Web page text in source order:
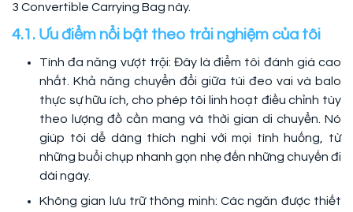
3 Convertible Carrying Bag này.
4.1. Ưu điểm nổi bật theo trải nghiệm của tôi
Tính đa năng vượt trội: Đây là điểm tôi đánh giá cao
nhất. Khả năng chuyển đổi giữa túi đeo vai và balo
thực sự hữu ích, cho phép tôi linh hoạt điều chỉnh tùy
theo lượng đồ cần mang và thời gian di chuyển. Nó
giúp tôi dễ dàng thích nghi với mọi tình huống, từ
những buổi chụp nhanh gọn nhẹ đến những chuyến đi
dài ngày.
Không gian lưu trữ thông minh: Các ngăn được thiết